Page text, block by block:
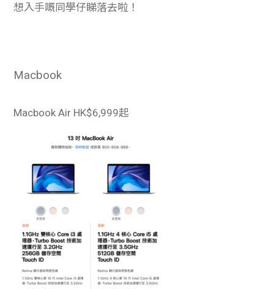
想入手嘅同學仔睇落去啦！
Macbook
Macbook Air HK$6,999起